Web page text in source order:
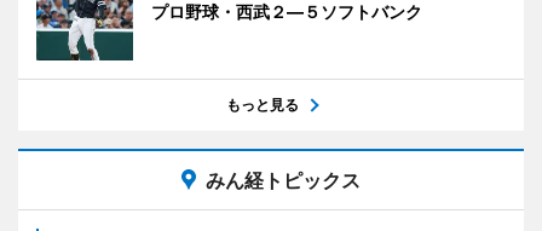
プロ野球・西武２―５ソフトバンク
もっと見る
みん経トピックス